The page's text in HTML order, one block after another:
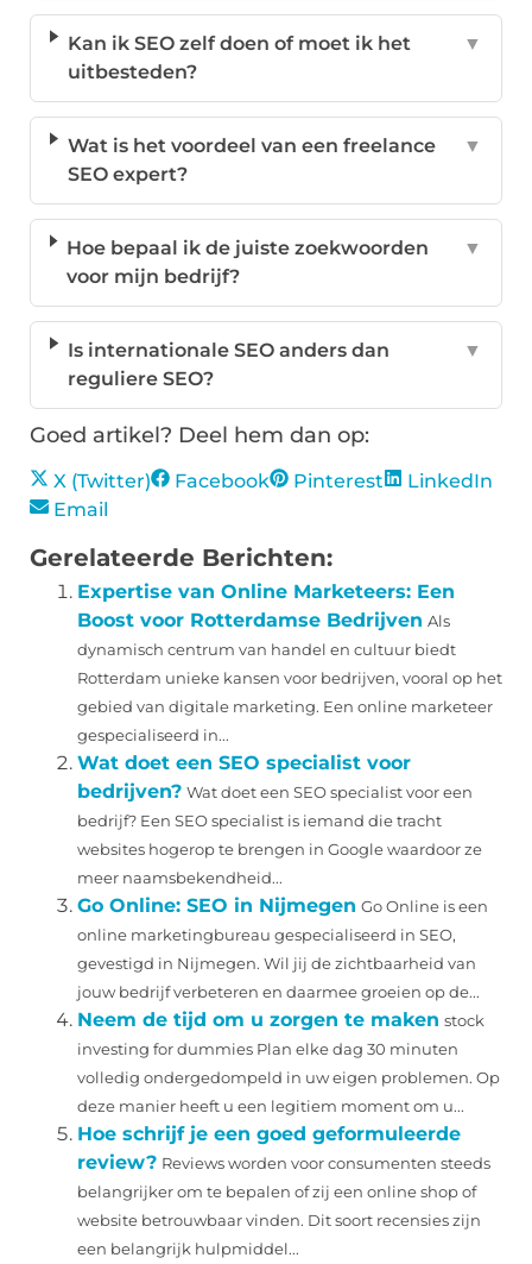
Kan ik SEO zelf doen of moet ik het
uitbesteden?
▼
Wat is het voordeel van een freelance
SEO expert?
▼
Hoe bepaal ik de juiste zoekwoorden
voor mijn bedrijf?
▼
Is internationale SEO anders dan
reguliere SEO?
▼
Goed artikel? Deel hem dan op:
X (Twitter) Facebook Pinterest
LinkedIn
Email
Gerelateerde Berichten:
Expertise van Online Marketeers: Een
Boost voor Rotterdamse Bedrijven Als
dynamisch centrum van handel en cultuur biedt
Rotterdam unieke kansen voor bedrijven, vooral op het
gebied van digitale marketing. Een online marketeer
gespecialiseerd in...
Wat doet een SEO specialist voor
bedrijven? Wat doet een SEO specialist voor een
bedrijf? Een SEO specialist is iemand die tracht
websites hogerop te brengen in Google waardoor ze
meer naamsbekendheid...
Go Online: SEO in Nijmegen Go Online is een
online marketingbureau gespecialiseerd in SEO,
gevestigd in Nijmegen. Wil jij de zichtbaarheid van
jouw bedrijf verbeteren en daarmee groeien op de...
Neem de tijd om u zorgen te maken stock
investing for dummies Plan elke dag 30 minuten
volledig ondergedompeld in uw eigen problemen. Op
deze manier heeft u een legitiem moment om u...
Hoe schrijf je een goed geformuleerde
review? Reviews worden voor consumenten steeds
belangrijker om te bepalen of zij een online shop of
website betrouwbaar vinden. Dit soort recensies zijn
een belangrijk hulpmiddel...